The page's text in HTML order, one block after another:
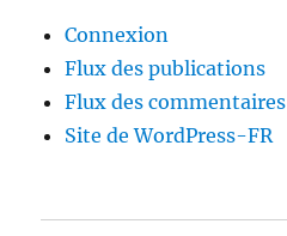
Connexion
Flux des publications
Flux des commentaires
Site de WordPress-FR